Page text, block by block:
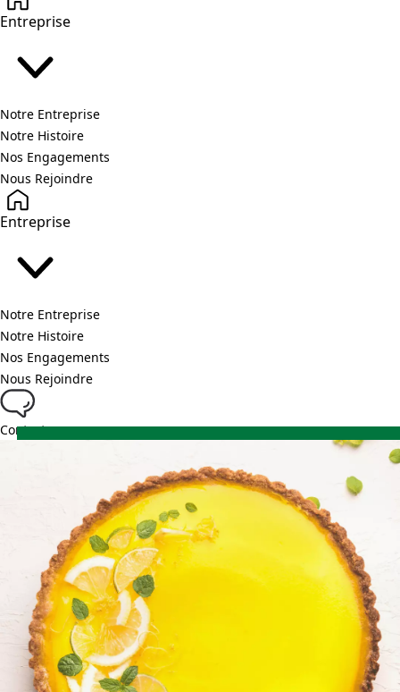
Entreprise
Notre Entreprise
Notre Histoire
Nos Engagements
Nous Rejoindre
Entreprise
Notre Entreprise
Notre Histoire
Nos Engagements
Nous Rejoindre
Contact